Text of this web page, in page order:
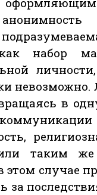
набор
невозможно.
в
таким
случае
за